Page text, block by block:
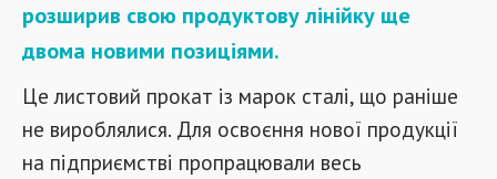
розширив свою продуктову лінійку ще
двома новими позиціями.
Це листовий прокат із марок сталі, що раніше
не вироблялися. Для освоєння нової продукції
на підприємстві пропрацювали весь